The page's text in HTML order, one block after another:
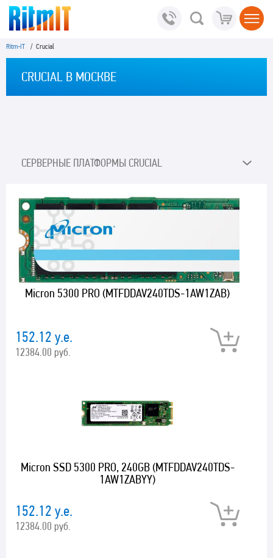
Ritm-IT / Crucial
CRUCIAL В МОСКВЕ
СЕРВЕРНЫЕ ПЛАТФОРМЫ CRUCIAL
Micron 5300 PRO (MTFDDAV240TDS-1AW1ZAB)
152.12 у.е.
12384.00 руб.
Micron SSD 5300 PRO, 240GB (MTFDDAV240TDS-
1AW1ZABYY)
152.12 у.е.
12384.00 руб.